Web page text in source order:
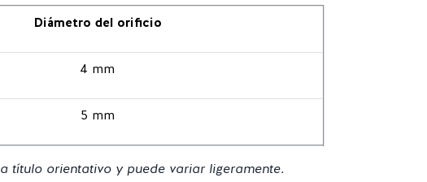
Diámetro del orificio
4 mm
5 mm
título orientativo y puede variar ligeramente.